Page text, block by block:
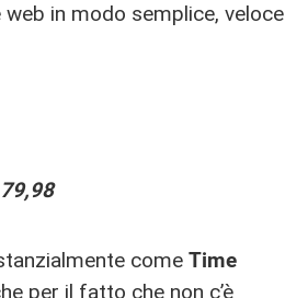
in modo semplice, veloce
come Time
per il fatto che non c’è